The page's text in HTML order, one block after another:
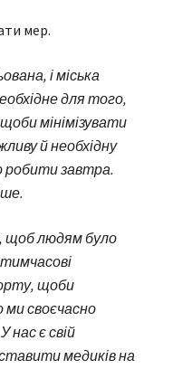
мер.
і міська
для того,
мінімізувати
й необхідну
робити завтра.
щоб людям було
щоби
ми своєчасно
нас є свій
медиків на